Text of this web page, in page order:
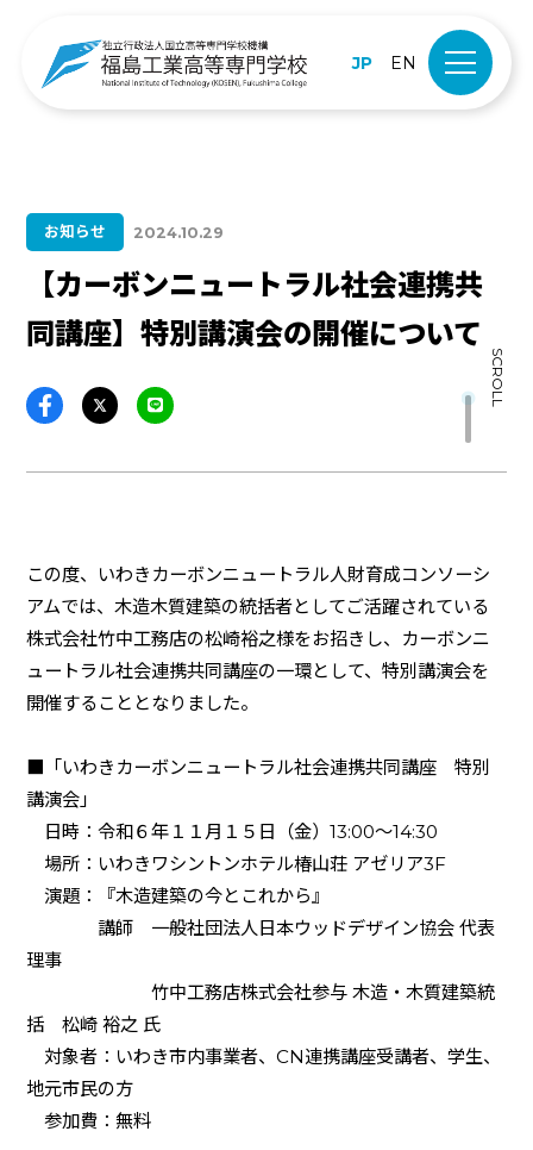
JP EN
お知らせ 2024.10.29
【カーボンニュートラル社会連携共
同講座】特別講演会の開催について
SCROLL
この度、いわきカーボンニュートラル人財育成コンソーシ
アムでは、木造木質建築の統括者としてご活躍されている
株式会社竹中工務店の松崎裕之様をお招きし、カーボンニ
ュートラル社会連携共同講座の一環として、特別講演会を
開催することとなりました。
■「いわきカーボンニュートラル社会連携共同講座 特別
講演会」
日時：令和６年１１月１５日（金）13:00～14:30
場所：いわきワシントンホテル椿山荘 アゼリア3F
演題：『木造建築の今とこれから』
講師 一般社団法人日本ウッドデザイン協会 代表
理事
竹中工務店株式会社参与 木造・木質建築統
括 松崎 裕之 氏
対象者：いわき市内事業者、CN連携講座受講者、学生、
地元市民の方
参加費：無料